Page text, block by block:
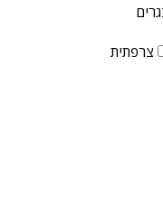
צרפתית